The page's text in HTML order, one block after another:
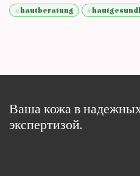
#hautberatung
Ваша кожа в
экспертизой.